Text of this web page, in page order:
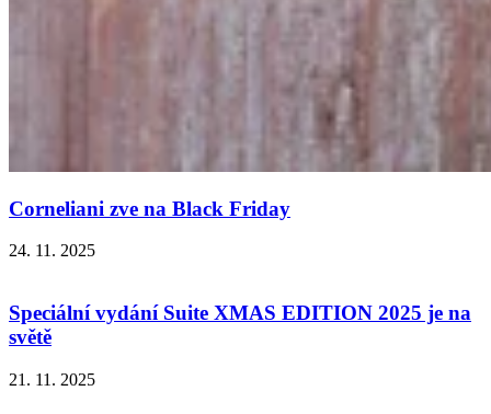
Corneliani zve na Black Friday
24. 11. 2025
Speciální vydání Suite XMAS EDITION 2025 je na
světě
21. 11. 2025